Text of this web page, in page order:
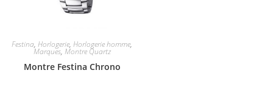
Festina,Horlogerie,Horlogerie homme,
Marques, Montre Quartz
Montre Festina Chrono